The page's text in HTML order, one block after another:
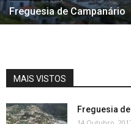
Freguesia de Campanário
MAIS VISTOS
Freguesia